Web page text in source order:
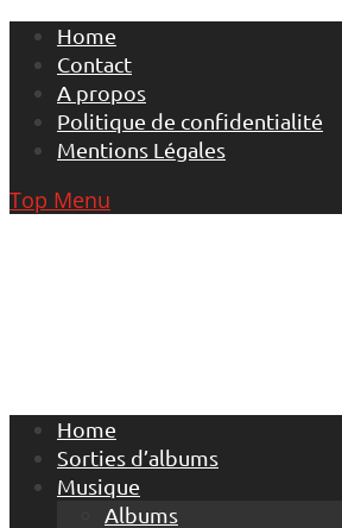
Skip
content
Home
Contact
A propos
Politique de confidentialité
Mentions Légales
Top Menu
Home
Sorties d’albums
Musique
Albums